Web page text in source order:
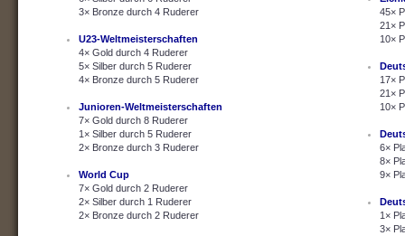
3× Bronze durch 4 Ruderer
U23-Weltmeisterschaften
4× Gold durch 4 Ruderer
5× Silber durch 5 Ruderer
4× Bronze durch 5 Ruderer
Junioren-Weltmeisterschaften
7× Gold durch 8 Ruderer
1× Silber durch 5 Ruderer
2× Bronze durch 3 Ruderer
World Cup
7× Gold durch 2 Ruderer
2× Silber durch 1 Ruderer
2× Bronze durch 2 Ruderer
45×
21×
10×
17×
21×
10×
6×
8×
9×
1×
3×